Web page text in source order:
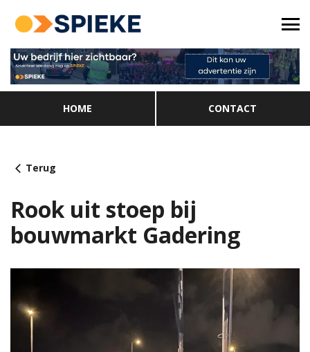
HOME CONTACT
Terug
Rook uit stoep bij
bouwmarkt Gadering